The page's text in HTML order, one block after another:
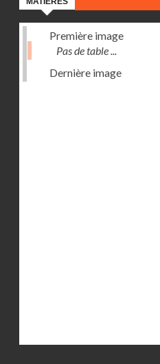
Première image
Pas de table ...
Dernière image